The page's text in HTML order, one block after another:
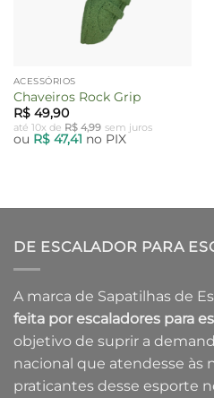
ACESSÓRIOS
Chaveiros Rock Grip
R$49,90
até 10x de R$4,99 sem juros
ou R$47,41 no PIX
DE ESCALADOR PARA
A marca de Sapatilhas de
feita por escaladores para
objetivo de suprir a
nacional que atendesse às
praticantes desse esporte